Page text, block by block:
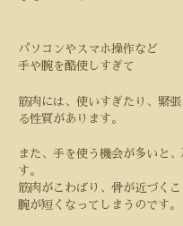
パソコンやスマホ操作など
手や腕を酷使しすぎて
筋肉には、使いすぎたり、緊
る性質があります。
また、手を使う機会が多いと
す。
筋肉がこわばり、骨が近づくこ
腕が短くなってしまうのです。